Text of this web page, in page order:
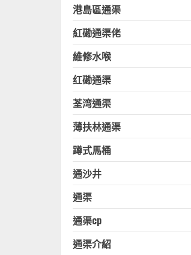
港島區通渠
紅磡通渠佬
維修水喉
红磡通渠
荃湾通渠
薄扶林通渠
蹲式馬桶
通沙井
通渠
通渠cp
通渠介紹